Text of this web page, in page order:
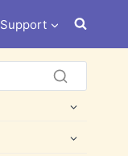
Support